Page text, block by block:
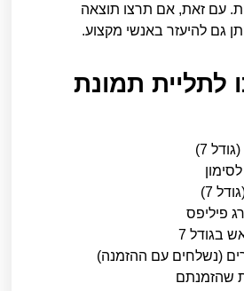
עם זאת, אם תרצו תוצאה
גם להיעזר באנשי מקצוע.
לתליית תמונת
פיליפס
בגודל 7
(נשלחים עם ההזמנה)
שהזמנתם